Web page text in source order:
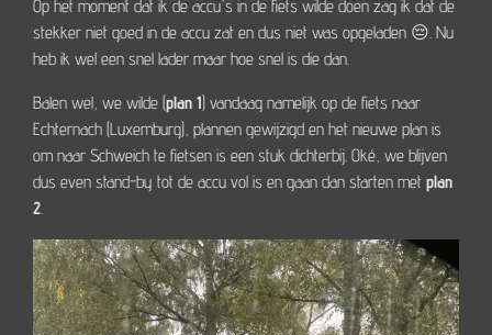
Op het moment dat ik de accu's in de fiets wilde doen zag ik dat de
stekker niet goed in de accu zat en dus niet was opgeladen 😔. Nu
heb ik wel een snel lader maar hoe snel is die dan.
Balen wel, we wilde (plan 1) vandaag namelijk op de fiets naar
Echternach (Luxemburg), plannen gewijzigd en het nieuwe plan is
om naar Schweich te fietsen is een stuk dichterbij. Oké, we blijven
dus even stand-by tot de accu vol is en gaan dan starten met plan
2.